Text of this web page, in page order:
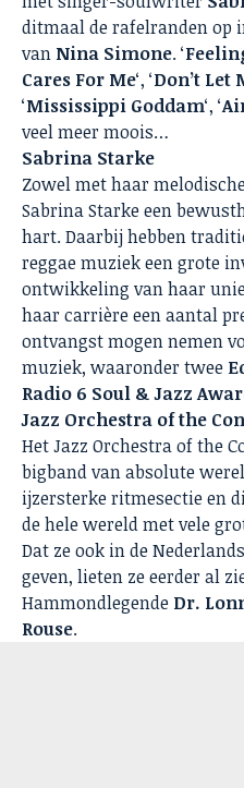
ditmaal de rafelranden op
van Nina Simone. ‘
Cares For Me‘, ‘Don’t Let
‘Mississippi Goddam‘, ‘
veel meer moois…
Sabrina Starke
Zowel met haar
Sabrina Starke een
hart. Daarbij hebben
reggae muziek een grote
ontwikkeling van haar
haar carrière een aantal
ontvangst mogen nemen
muziek, waaronder twee
Radio 6 Soul & Jazz
Jazz Orchestra of the
Het Jazz Orchestra of the
bigband van absolute
ijzersterke ritmesectie en
de hele wereld met vele
Dat ze ook in de
geven, lieten ze eerder al
Hammondlegende Dr.
Rouse.